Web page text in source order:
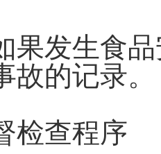
发生食品
的记录。
检查程序